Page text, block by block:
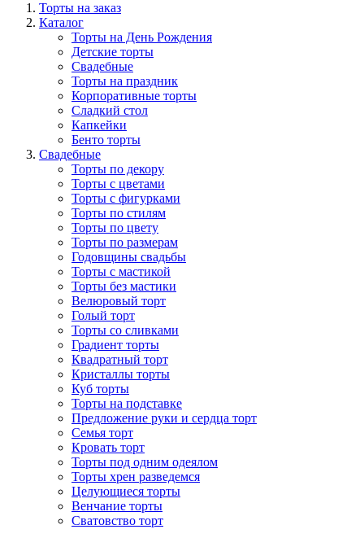
Торты на заказ
Каталог
Торты на День Рождения
Детские торты
Свадебные
Торты на праздник
Корпоративные торты
Сладкий стол
Капкейки
Бенто торты
Свадебные
Торты по декору
Торты с цветами
Торты с фигурками
Торты по стилям
Торты по цвету
Торты по размерам
Годовщины свадьбы
Торты с мастикой
Торты без мастики
Велюровый торт
Голый торт
Торты со сливками
Градиент торты
Квадратный торт
Кристаллы торты
Куб торты
Торты на подставке
Предложение руки и сердца торт
Семья торт
Кровать торт
Торты под одним одеялом
Торты хрен разведемся
Целующиеся торты
Венчание торты
Сватовство торт